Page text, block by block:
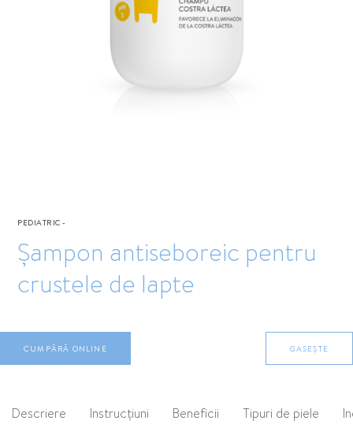
PEDIATRIC-
Șampon antiseboreic pentru
crustele de lapte
CUMPĂRĂ ONLINE GASEȘTE
Descriere Instrucțiuni Beneficii Tipuri de piele